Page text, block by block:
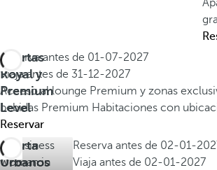
Ofertas
Royal y
Premium
Level
Reserva antes de 01-07-2027
Viaja antes de 31-12-2027
Acceso al lounge Premium y zonas
bebidas Premium Habitaciones con
Reservar
Oferta
Urbanos
Reserva antes de 02-01-
Viaja antes de 02-01-2027